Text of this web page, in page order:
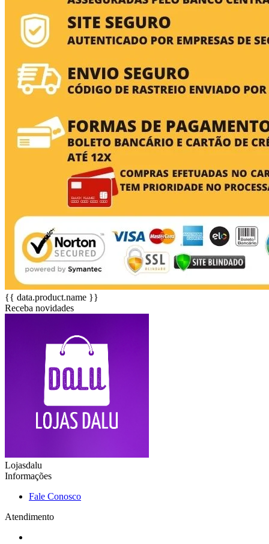
{{ data.product.name }}
Receba novidades
Lojasdalu
Informações
Fale Conosco
Atendimento